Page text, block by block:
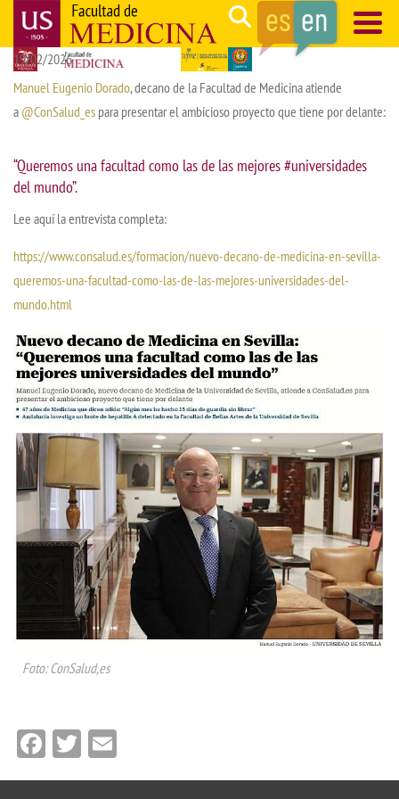
main
content
Search
Navegación
principal
19/02/2026
Manuel Eugenio Dorado, decano de la Facultad de Medicina atiende
a @ConSalud_es para presentar el ambicioso proyecto que tiene por delante:
“Queremos una facultad como las de las mejores#universidades
del mundo”.
Lee aquí la entrevista completa:
https://www.consalud.es/formacion/nuevo-decano-de-medicina-en-sevilla-
queremos-una-facultad-como-las-de-las-mejores-universidades-del-
mundo.html
Foto: ConSalud,es
Facebook
Twitter